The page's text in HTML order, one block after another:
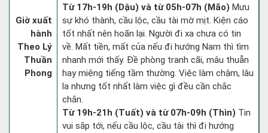
Giờ xuất
hành
Theo Lý
Thuần
Phong
Từ 17h-19h (Dậu) và từ 05h-07h (Mão) Mưu
sự khó thành, cầu lộc, cầu tài mờ mịt. Kiện cáo
tốt nhất nên hoãn lại. Người đi xa chưa có tin
về. Mất tiền, mất của nếu đi hướng Nam thì tìm
nhanh mới thấy. Đề phòng tranh cãi, mâu thuẫn
hay miệng tiếng tầm thường. Việc làm chậm, lâu
la nhưng tốt nhất làm việc gì đều cần chắc
chắn.
Từ 19h-21h (Tuất) và từ 07h-09h (Thìn) Tin
vui sắp tới, nếu cầu lộc, cầu tài thì đi hướng